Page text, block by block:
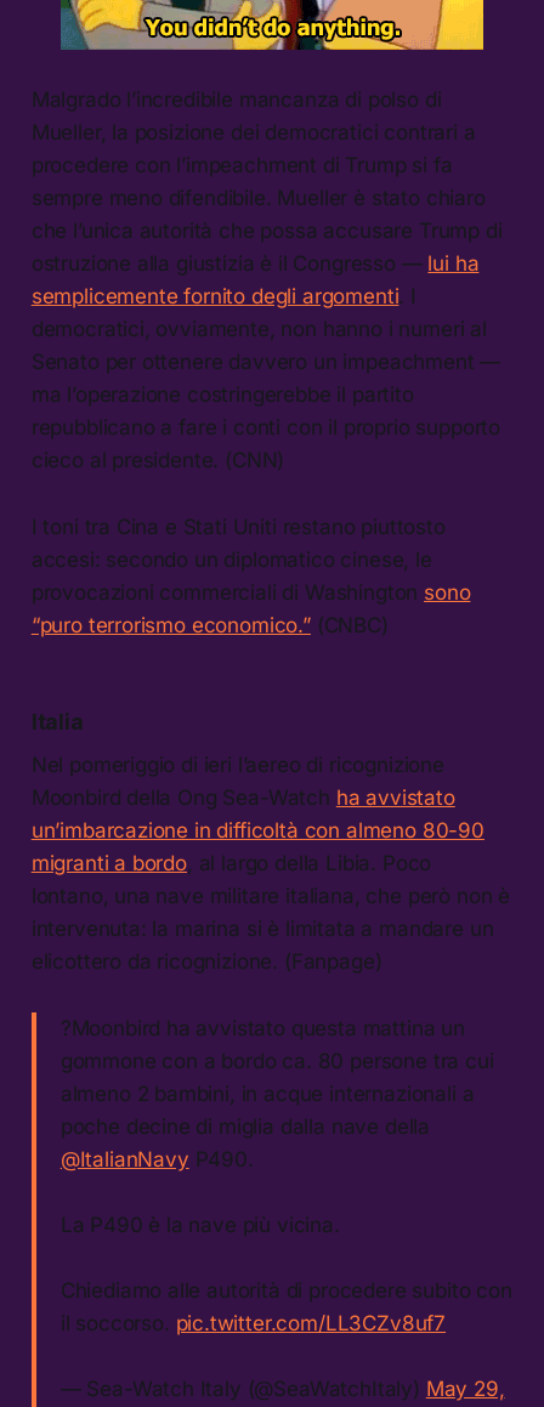
Malgrado l’incredibile mancanza di polso di
Mueller, la posizione dei democratici contrari a
procedere con l’impeachment di Trump si fa
sempre meno difendibile. Mueller è stato chiaro
che l’unica autorità che possa accusare Trump di
ostruzione alla giustizia è il Congresso — lui ha
semplicemente fornito degli argomenti. I
democratici, ovviamente, non hanno i numeri al
Senato per ottenere davvero un impeachment —
ma l’operazione costringerebbe il partito
repubblicano a fare i conti con il proprio supporto
cieco al presidente. (CNN)
I toni tra Cina e Stati Uniti restano piuttosto
accesi: secondo un diplomatico cinese, le
provocazioni commerciali di Washington sono
“puro terrorismo economico.”(CNBC)
Italia
Nel pomeriggio di ieri l’aereo di ricognizione
Moonbird della Ong Sea-Watch ha avvistato
un’imbarcazione in difficoltà con almeno 80-90
migranti a bordo, al largo della Libia. Poco
lontano, una nave militare italiana, che però non è
intervenuta: la marina si è limitata a mandare un
elicottero da ricognizione. (Fanpage)
?Moonbird ha avvistato questa mattina un
gommone con a bordo ca. 80 persone tra cui
almeno 2 bambini, in acque internazionali a
poche decine di miglia dalla nave della
@ItalianNavy P490.
La P490 è la nave più vicina.
Chiediamo alle autorità di procedere subito con
il soccorso. pic.twitter.com/LL3CZv8uf7
— Sea-Watch Italy (@SeaWatchItaly) May 29,